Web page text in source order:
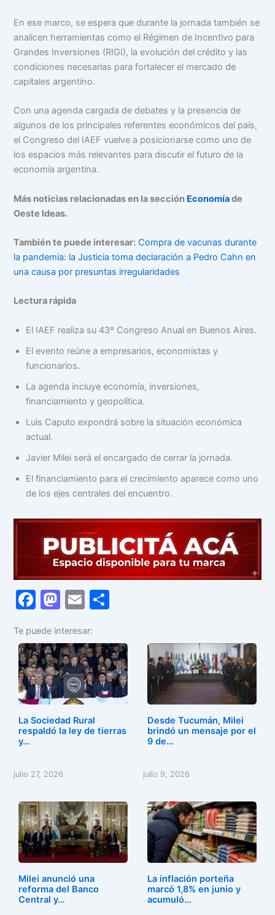
En ese marco, se espera que durante la jornada también se
analicen herramientas como el Régimen de Incentivo para
Grandes Inversiones (RIGI), la evolución del crédito y las
condiciones necesarias para fortalecer el mercado de
capitales argentino.
Con una agenda cargada de debates y la presencia de
algunos de los principales referentes económicos del país,
el Congreso del IAEF vuelve a posicionarse como uno de
los espacios más relevantes para discutir el futuro de la
economía argentina.
Más noticias relacionadas en la sección Economíade
Oeste Ideas.
También te puede interesar: Compra de vacunas durante
la pandemia: la Justicia toma declaración a Pedro Cahn en
una causa por presuntas irregularidades
Lectura rápida
El IAEF realiza su 43º Congreso Anual en Buenos Aires.
El evento reúne a empresarios, economistas y
funcionarios.
La agenda incluye economía, inversiones,
financiamiento y geopolítica.
Luis Caputo expondrá sobre la situación económica
actual.
Javier Milei será el encargado de cerrar la jornada.
El financiamiento para el crecimiento aparece como uno
de los ejes centrales del encuentro.
F
c
e
b
o
o
k
M
st
o
d
o
n
E
ai
l
m
p
ar
tir
Te puede interesar:
La Sociedad Rural
respaldó la ley de tierras
y…
julio 27, 2026
Desde Tucumán, Milei
brindó un mensaje por el
9 de…
julio 9, 2026
Milei anunció una
reforma del Banco
Central y…
La inflación porteña
marcó 1,8% en junio y
acumuló…